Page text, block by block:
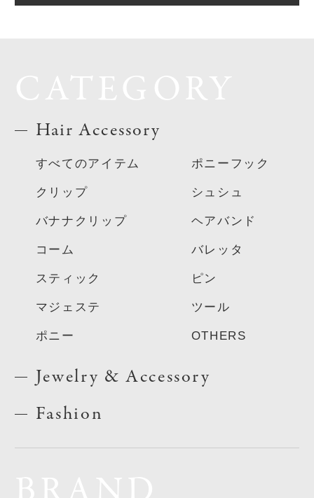
Hair Accessory
すべてのアイテム
クリップ
バナナクリップ
コーム
スティック
マジェステ
ポニー
ポニーフック
シュシュ
ヘアバンド
バレッタ
ピン
ツール
OTHERS
Jewelry & Accessory
Fashion